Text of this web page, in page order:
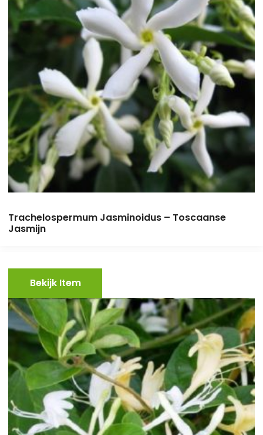
Trachelospermum Jasminoidus – Toscaanse
Jasmijn
Bekijk Item